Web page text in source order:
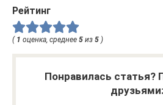
Рейтинг
( 1 оценка, среднее 5 из 5 )
Понравилась статья?
друзьями: